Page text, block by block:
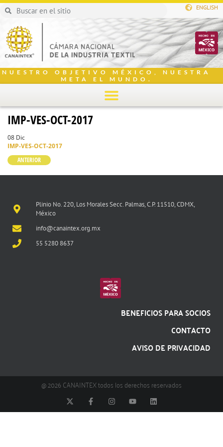
ENGLISH
NUESTRO OBJETIVO MÉXICO, NUESTRA
META EL MUNDO.
IMP-VES-OCT-2017
08 Dic
IMP-VES-OCT-2017
ANTERIOR
Plinio No. 220, Los Morales Secc. Palmas, C.P. 11510, CDMX,
México
info@canaintex.org.mx
55 5280 8637
BENEFICIOS PARA SOCIOS
CONTACTO
AVISO DE PRIVACIDAD
@ 2026 CANAINTEX todos los derechos reservados